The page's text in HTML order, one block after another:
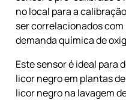
no local para a
ser correlacionados
demanda química de
Este sensor é ideal para
licor negro em plantas
licor negro na lavagem